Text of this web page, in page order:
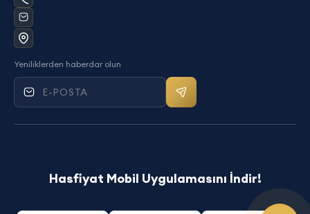
Yeniliklerden haberdar olun
Mail bültenine kayıt ol
Hasfiyat Mobil Uygulamasını İndir!